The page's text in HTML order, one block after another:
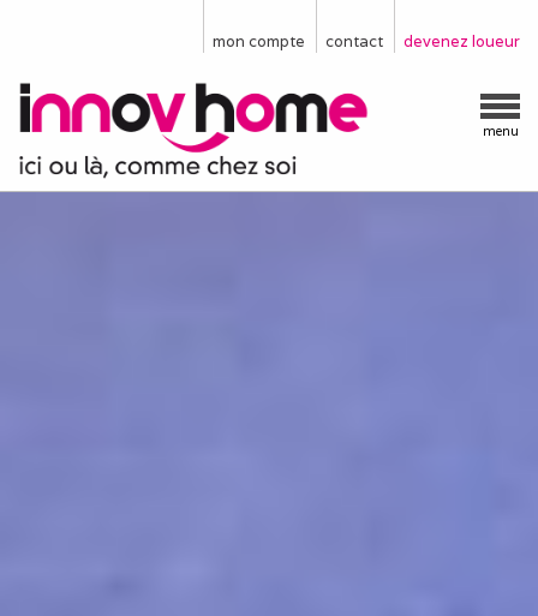
devenez loueur
contact
mon compte
menu